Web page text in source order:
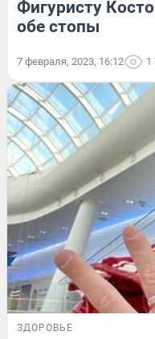
Фигуристу
обе стопы
7 февраля, 2023, 16:12 1
ЗДОРОВЬЕ